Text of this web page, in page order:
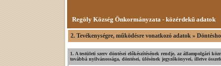
Regöly Község Önkormányzata - közérdekű adatok
2. Tevékenységre, működésre vonatkozó adatok »
1. A testületi szerv döntései előkészítésének rendje, az állampolgári
továbbá nyilvánossága, döntései, ülésének jegyzőkönyvei, illetve